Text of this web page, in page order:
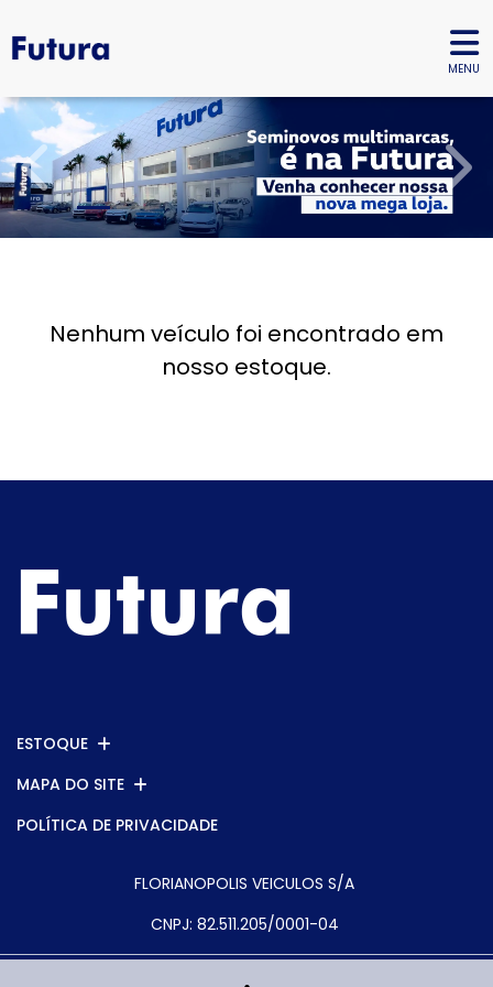
MENU
templates.template-
Nenhum veículo foi encontrado em
nosso estoque.
ESTOQUE
MAPA DO SITE
POLÍTICA DE PRIVACIDADE
FLORIANOPOLIS VEICULOS S/A
CNPJ: 82.511.205/0001-04